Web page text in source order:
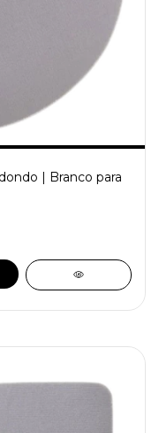
| Branco para